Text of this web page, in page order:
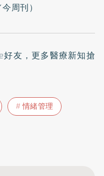
今周刊）
好友 ，更多醫療新知搶
情緒管理